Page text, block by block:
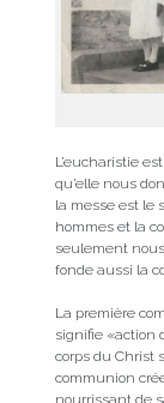
L’eucharistie
qu’elle nous
la messe est le
hommes et la
seulement
fonde aussi la
La première
signifie «action
corps du Christ
communion
nourrissant de